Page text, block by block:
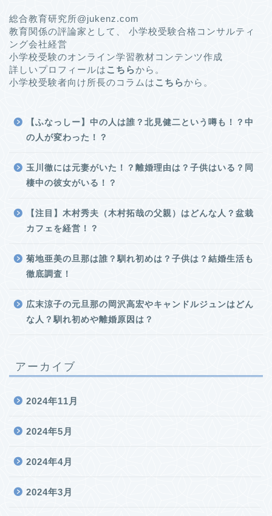
総合教育研究所@jukenz.com
教育関係の評論家として、 小学校受験合格コンサルティ
ング会社経営
小学校受験のオンライン学習教材コンテンツ作成
詳しいプロフィールはこちらから。
小学校受験者向け所長のコラムはこちらから。
【ふなっしー】中の人は誰？北見健二という噂も！？中
の人が変わった！？
玉川徹には元妻がいた！？離婚理由は？子供はいる？同
棲中の彼女がいる！？
【注目】木村秀夫（木村拓哉の父親）はどんな人？盆栽
カフェを経営！？
菊地亜美の旦那は誰？馴れ初めは？子供は？結婚生活も
徹底調査！
広末涼子の元旦那の岡沢高宏やキャンドルジュンはどん
な人？馴れ初めや離婚原因は？
アーカイブ
2024年11月
2024年5月
2024年4月
2024年3月